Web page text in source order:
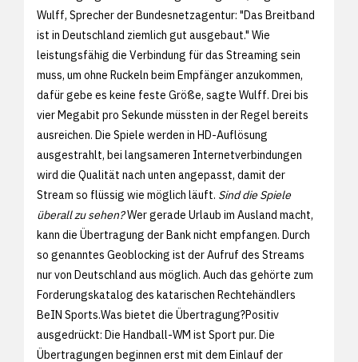
Wulff, Sprecher der Bundesnetzagentur: "Das Breitband
ist in Deutschland ziemlich gut ausgebaut." Wie
leistungsfähig die Verbindung für das Streaming sein
muss, um ohne Ruckeln beim Empfänger anzukommen,
dafür gebe es keine feste Größe, sagte Wulff. Drei bis
vier Megabit pro Sekunde müssten in der Regel bereits
ausreichen. Die Spiele werden in HD-Auflösung
ausgestrahlt, bei langsameren Internetverbindungen
wird die Qualität nach unten angepasst, damit der
Stream so flüssig wie möglich läuft. Sind die Spiele
überall zu sehen?Wer gerade Urlaub im Ausland macht,
kann die Übertragung der Bank nicht empfangen. Durch
so genanntes Geoblocking ist der Aufruf des Streams
nur von Deutschland aus möglich. Auch das gehörte zum
Forderungskatalog des katarischen Rechtehändlers
BeIN Sports.Was bietet die Übertragung?Positiv
ausgedrückt: Die Handball-WM ist Sport pur. Die
Übertragungen beginnen erst mit dem Einlauf der